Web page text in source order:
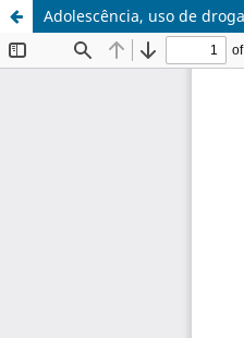
Adolescência, uso de